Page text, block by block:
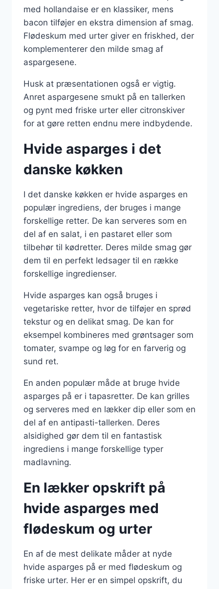
med hollandaise er en klassiker, mens
bacon tilføjer en ekstra dimension af smag.
Flødeskum med urter giver en friskhed, der
komplementerer den milde smag af
aspargesene.
Husk at præsentationen også er vigtig.
Anret aspargesene smukt på en tallerken
og pynt med friske urter eller citronskiver
for at gøre retten endnu mere indbydende.
Hvide asparges i det
danske køkken
I det danske køkken er hvide asparges en
populær ingrediens, der bruges i mange
forskellige retter. De kan serveres som en
del af en salat, i en pastaret eller som
tilbehør til kødretter. Deres milde smag gør
dem til en perfekt ledsager til en række
forskellige ingredienser.
Hvide asparges kan også bruges i
vegetariske retter, hvor de tilføjer en sprød
tekstur og en delikat smag. De kan for
eksempel kombineres med grøntsager som
tomater, svampe og løg for en farverig og
sund ret.
En anden populær måde at bruge hvide
asparges på er i tapasretter. De kan grilles
og serveres med en lækker dip eller som en
del af en antipasti-tallerken. Deres
alsidighed gør dem til en fantastisk
ingrediens i mange forskellige typer
madlavning.
En lækker opskrift på
hvide asparges med
flødeskum og urter
En af de mest delikate måder at nyde
hvide asparges på er med flødeskum og
friske urter. Her er en simpel opskrift, du